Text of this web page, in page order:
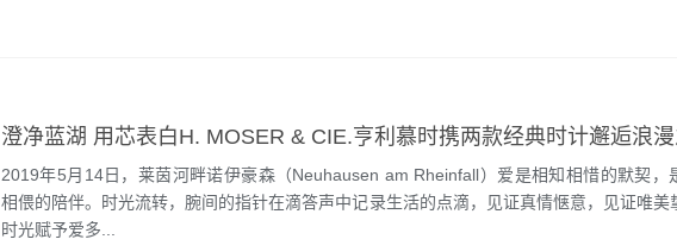
澄净蓝湖 用芯表白H. MOSER & CIE.亨利慕时携两款经典时计邂逅浪
2019年5月14日，莱茵河畔诺伊豪森（Neuhausen am Rheinfall）爱是相知相惜的默契，
相偎的陪伴。时光流转，腕间的指针在滴答声中记录生活的点滴，见证真情惬意，见证唯美
时光赋予爱多...